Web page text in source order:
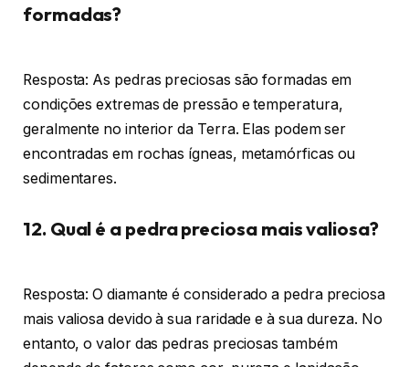
formadas?
Resposta: As pedras preciosas são formadas em
condições extremas de pressão e temperatura,
geralmente no interior da Terra. Elas podem ser
encontradas em rochas ígneas, metamórficas ou
sedimentares.
12. Qual é a pedra preciosa mais valiosa?
Resposta: O diamante é considerado a pedra preciosa
mais valiosa devido à sua raridade e à sua dureza. No
entanto, o valor das pedras preciosas também